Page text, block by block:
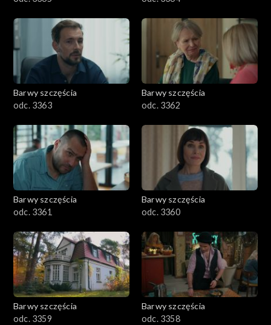
Barwy szczęścia
odc. 3363
Barwy szczęścia
odc. 3362
Barwy szczęścia
odc. 3361
Barwy szczęścia
odc. 3360
Barwy szczęścia
odc. 3359
Barwy szczęścia
odc. 3358